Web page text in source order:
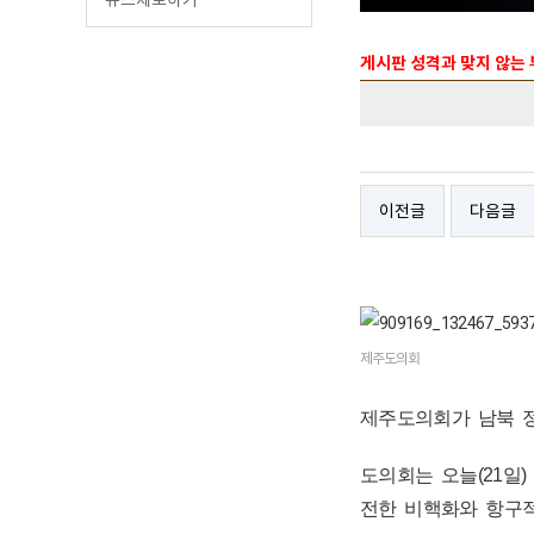
게시판 성격과 맞지 않
이전글 다음글
제주도의회
제주도의회가 남북
도의회는 오늘(21
전한 비핵화와 항구